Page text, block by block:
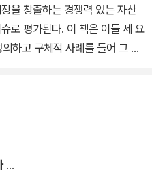
을 창출하는 경쟁력 있는 자산
로 평가된다. 이 책은 이들 세 요
하고 구체적 사례를 들어 그 중
어나갈 마케팅 성장엔진을 일깨
벌 경쟁력을 구축하기 위해서는